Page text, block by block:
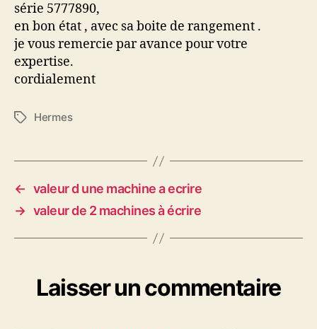
série 5777890,
en bon état , avec sa boite de rangement .
je vous remercie par avance pour votre
expertise.
cordialement
Étiquettes
Hermes
← valeur d une machine a ecrire
→ valeur de 2 machines à écrire
Laisser un commentaire